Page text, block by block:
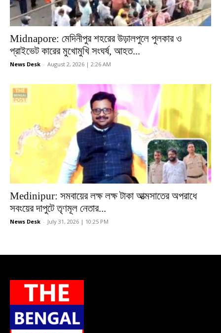
Midnapore: মেদিনীপুর শহরের উড়ালপুলে পুলকার ও
প্রাইভেট কারের মুখোমুখি সংঘর্ষ, আহত...
News Desk - August 2, 2026 | 2:26 AM
Medinipur: সমবায়ের লক্ষ লক্ষ টাকা আত্মসাতের অপরাধে
সবংয়ের দাপুটে তৃণমূল নেতার...
News Desk - July 31, 2026 | 10:25 PM